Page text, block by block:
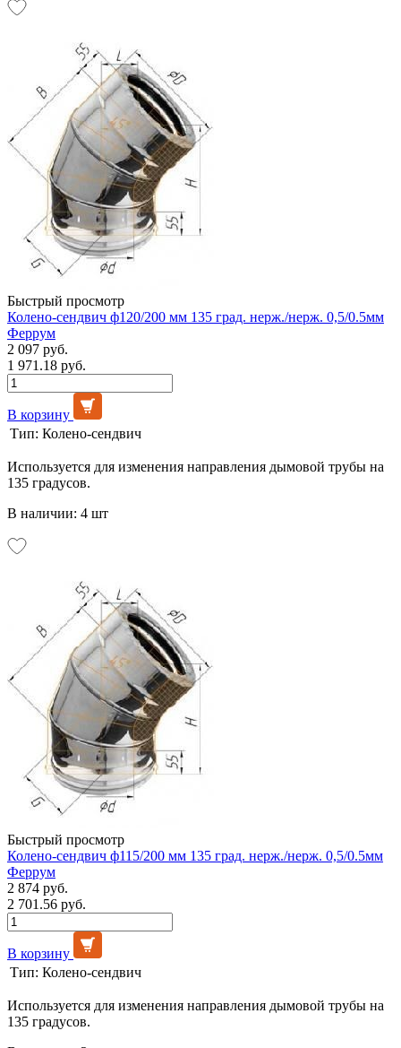
Быстрый просмотр
Колено-сендвич ф120/200 мм 135 град. нерж./нерж. 0,5/0.5мм
Феррум
2 097 руб.
1 971.18 руб.
В корзину
Тип: Колено-сендвич
Используется для изменения направления дымовой трубы на
135 градусов.
В наличии: 4 шт
Быстрый просмотр
Колено-сендвич ф115/200 мм 135 град. нерж./нерж. 0,5/0.5мм
Феррум
2 874 руб.
2 701.56 руб.
В корзину
Тип: Колено-сендвич
Используется для изменения направления дымовой трубы на
135 градусов.